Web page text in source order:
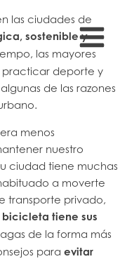
las ciudades de
sostenible y
las mayores
practicar deporte y
de las razones
menos
nuestro
ciudad tiene muchas
a moverte
transporte privado,
tiene sus
de la forma más
para evitar